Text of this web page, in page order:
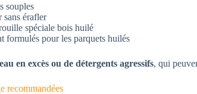
souples
sans érafler
spéciale bois huilé
formulés pour les parquets huilés
en excès ou de détergents agressifs, qui
recommandées